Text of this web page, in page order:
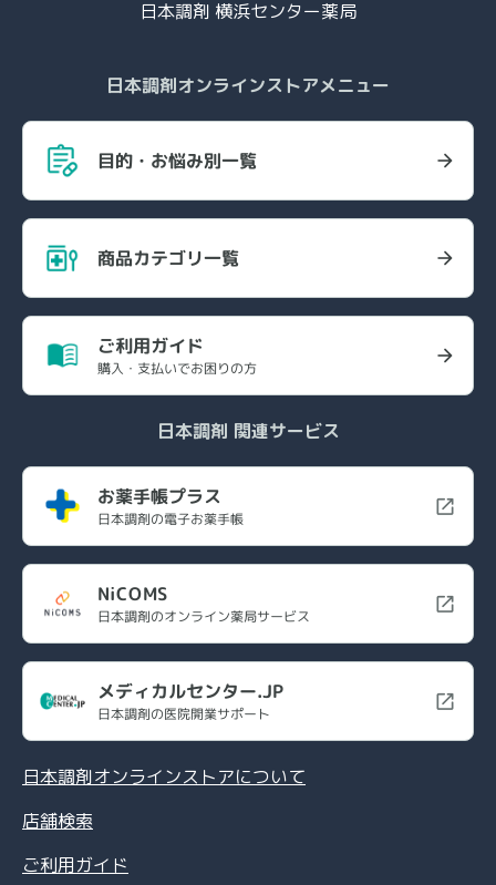
日本調剤 横浜センター薬局
日本調剤オンラインストアメニュー
目的・お悩み別一覧
商品カテゴリ一覧
ご利用ガイド
購入・支払いでお困りの方
日本調剤 関連サービス
お薬手帳プラス
日本調剤の電子お薬手帳
NiCOMS
日本調剤のオンライン薬局サービス
メディカルセンター.JP
日本調剤の医院開業サポート
日本調剤オンラインストアについて
店舗検索
ご利用ガイド